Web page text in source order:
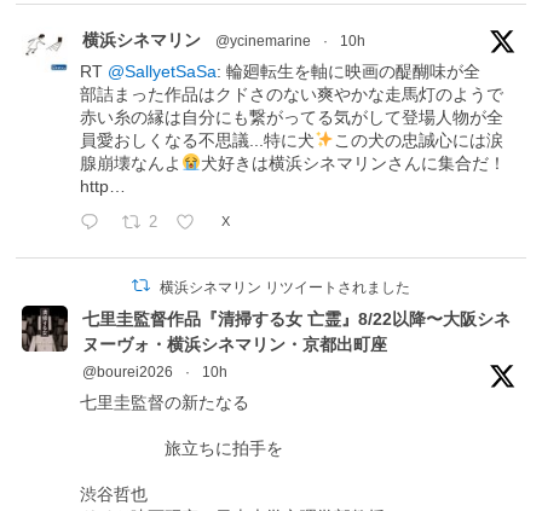
横浜シネマリン @ycinemarine · 10h
RT @SallyetSaSa: 輪廻転生を軸に映画の醍醐味が全
部詰まった作品はクドさのない爽やかな走馬灯のようで
赤い糸の縁は自分にも繋がってる気がして登場人物が全
員愛おしくなる不思議...特に犬
この犬の忠誠心には涙
腺崩壊なんよ
犬好きは横浜シネマリンさんに集合だ！
http…
2 X
横浜シネマリン リツイートされました
七里圭監督作品『清掃する女 亡霊』8/22以降〜大阪シネ
ヌーヴォ・横浜シネマリン・京都出町座
@bourei2026 · 10h
七里圭監督の新たなる
旅立ちに拍手を
渋谷哲也